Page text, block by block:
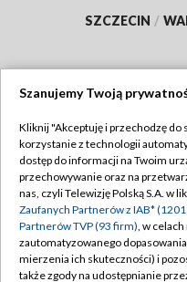
SZCZECIN /
Abonament TVP
Emisja w TVP
Centrum informacji TVP
Naziemna Telewizja
Szanujemy Twoją
Kliknij "Akceptuję i przechodzę do
korzystanie z technologii
dostęp do informacji na Twoim
przechowywanie oraz na
nas, czyli Telewizję Polską S.A. w
Zaufanych Partnerów z IAB*
Partnerów TVP (93 firm), w
zautomatyzowanego
mierzenia ich skuteczności) i
także zgody na udostępnianie